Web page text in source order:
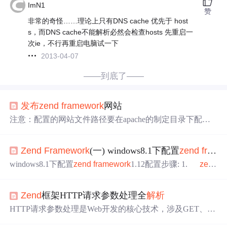
ImN1
非常的奇怪……理论上只有DNS cache 优先于 host
s，而DNS cache不能解析必然会检查hosts 先重启一
次ie，不行再重启电脑试一下
2013-04-07
赞
——到底了——
发布zend framework网站
注意：配置的网站文件路径要在apache的制定目录下配置
module modules/mod_rewrite.so Allowoverride 全部把None改
成All 然后配置虚拟主机 修改httpd.conf中开启 Inclu
Zend Framework(一) windows8.1下配置zend framework
windows8.1下配置zend framework1.12配置步骤: 1. zen
行全局配置，方法是在环境变量path中添加你的php.exe路
径 ;E:/wam
Zend框架HTTP请求参数处理全解析
HTTP请求参数处理是Web开发的核心技术，涉及GET、P